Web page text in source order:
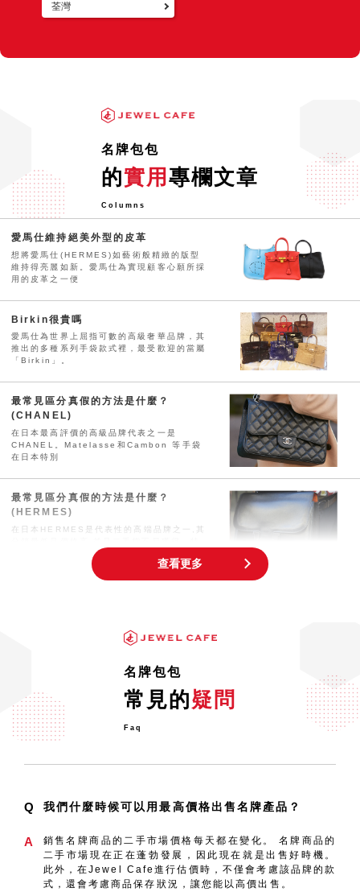
讓我的SPEEDY起死回生！終於有人願意收購了！而且價
荃灣
名牌包包
的實用 專欄文章
Columns
愛馬仕維持絕美外型的皮革
想將愛馬仕(HERMES)如藝術般精緻的版型
維持得亮麗如新。愛馬仕為實現顧客心願所採
用的皮革之一便
Birkin很貴嗎
愛馬仕為世界上屈指可數的高級奢華品牌，其
推出的多種系列手袋款式裡，最受歡迎的當屬
「Birkin」。
最常見區分真假的方法是什麼？
(CHANEL)
在日本最高評價的高級品牌代表之一是
CHANEL。Matelasse和Cambon 等手袋
在日本特別
最常見區分真假的方法是什麼？
(HERMES)
在日本HERMES是代表性的高端品牌之一,其
「LOUIS VUITTON」！ LV在日本特別受
在云云偽冒奢侈品物品中
奢侈品牌手袋使用有機材料（例如皮革），如
果您購買了偽冒的手袋，會發現隨著時間的流
逝，外觀和質量與正
查看更多
名牌包包
常見的疑問
Faq
Q 我們什麼時候可以用最高價格出售名牌產品？
A
銷售名牌商品的二手市場價格每天都在變化。 名牌商品的
二手市場現在正在蓬勃發展，因此現在就是出售好時機。
此外，在Jewel Cafe進行估價時，不僅會考慮該品牌的款
式，還會考慮商品保存狀況，讓您能以高價出售。